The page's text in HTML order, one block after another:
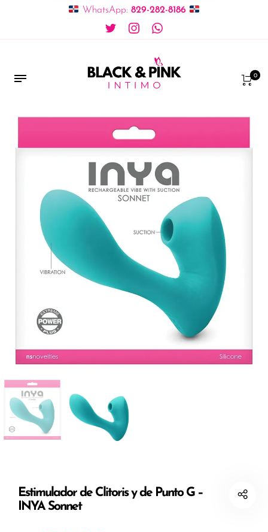
WhatsApp: 829-282-8186
0
Estimulador de Clitoris y de Punto G –
INYA Sonnet